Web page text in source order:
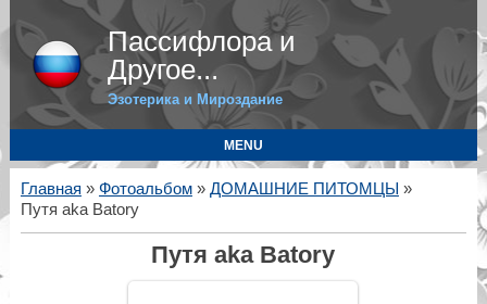
Пассифлора и
Другое...
Эзотерика и Мироздание
MENU
Главная » Фотоальбом» ДОМАШНИЕ ПИТОМЦЫ »
Путя aka Batory
Путя aka Batory